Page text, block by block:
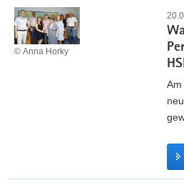
n
f
l
i
t
© Anna Horky